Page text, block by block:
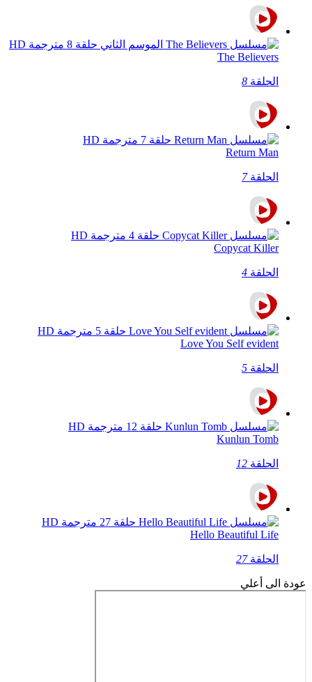
The Believers
الحلقة 8
Return Man
الحلقة7
Copycat Killer
الحلقة 4
Love You Self evident
الحلقة 5
Kunlun Tomb
الحلقة 12
Hello Beautiful Life
الحلقة27
عودة الى أعلي